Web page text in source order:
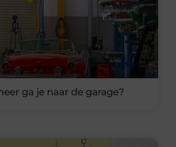
ga je naar de garage?